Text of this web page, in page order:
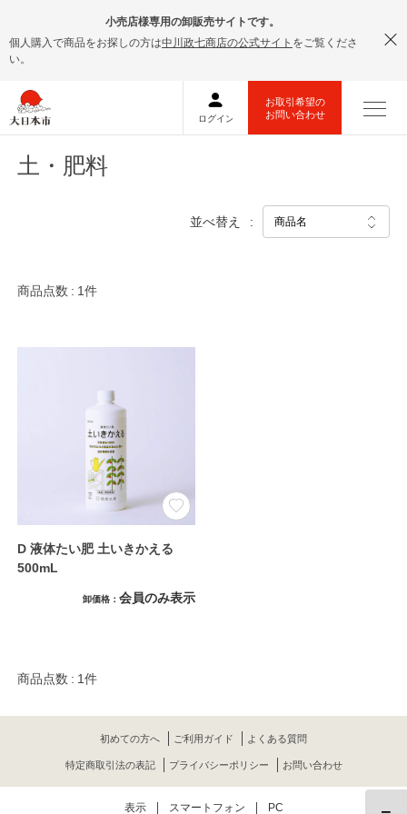
小売店様専用の卸販売サイトです。
個人購入で商品をお探しの方は中川政七商店の公式サイト をご覧くださ
い。
土・肥料
並べ替え
商品点数 1件
D 液体たい肥 土いきかえる
500mL
卸価格 会員のみ表示
商品点数 1件
初めての方へ ご利用ガイド よくある質問
特定商取引法の表記 プライバシーポリシー お問い合わせ
表示 スマートフォン PC